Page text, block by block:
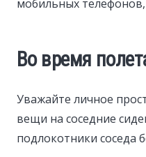
мобильных
Во время
Уважайте личное
вещи на соседние
подлокотники соседа